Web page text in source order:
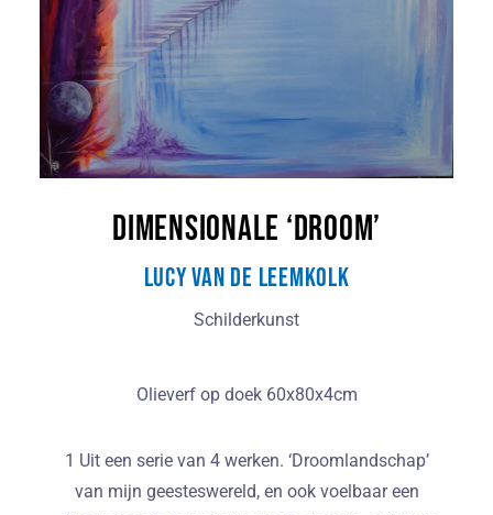
Dimensionale ‘droom’
Lucy van de Leemkolk
Schilderkunst
Olieverf op doek 60x80x4cm
1 Uit een serie van 4 werken. ‘Droomlandschap’
van mijn geesteswereld, en ook voelbaar een